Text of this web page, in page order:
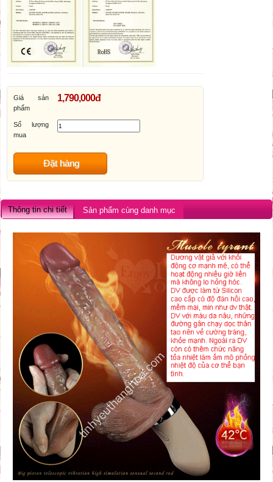
Giá sản
phẩm
1,790,000đ
Số lượng
mua
Đặt hàng
Thông tin chi tiết Sản phẩm cùng danh mục